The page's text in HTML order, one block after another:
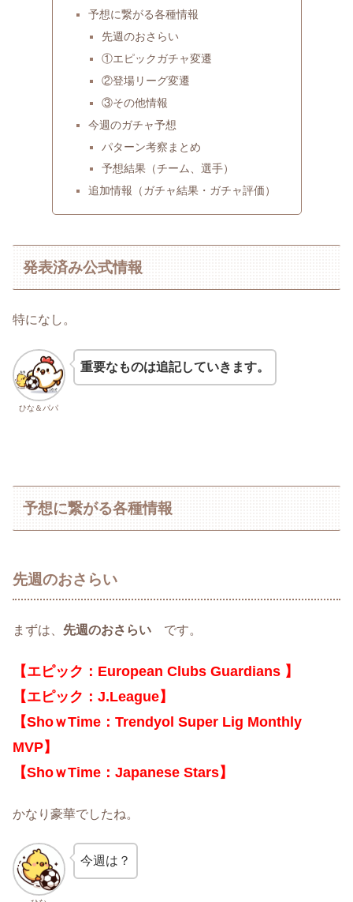
予想に繋がる各種情報
先週のおさらい
①エピックガチャ変遷
②登場リーグ変遷
③その他情報
今週のガチャ予想
パターン考察まとめ
予想結果（チーム、選手）
追加情報（ガチャ結果・ガチャ評価）
発表済み公式情報
特になし。
ひな＆パパ
重要なものは追記していきます。
予想に繋がる各種情報
先週のおさらい
まずは、 先週のおさらい です。
【エピック：European Clubs Guardians 】
【エピック：J.League】
【ShoｗTime：Trendyol Super Lig Monthly
MVP】
【ShoｗTime：Japanese Stars】
かなり豪華でしたね。
今週は？